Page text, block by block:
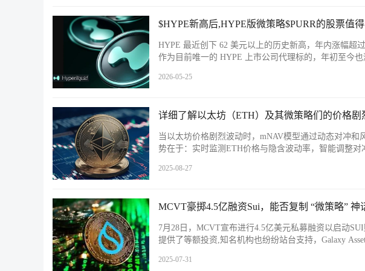
$HYPE新高后,HYPE版微策略$PURR的股票值
HYPE 最近创下 62 美元以上的历史新高，年内涨幅超
作为目前唯一的 HYPE 上市公司代理标的，年初至今
2026-05-25
详细了解以太坊（ETH）及其微策略们的价格剧
当以太坊价格剧烈波动时，mNAV模型通过动态对冲
势在于：实时监测ETH价格与隐含波动率，智能调整
2025-08-27
MCVT豪掷4.5亿融资Sui，能否复制 “微策略” 神
7月28日，MCVT宣布进行4.5亿美元私募融资以启动
提供了等额投资,知名机构也纷纷站台支持，Galaxy
2025-07-31